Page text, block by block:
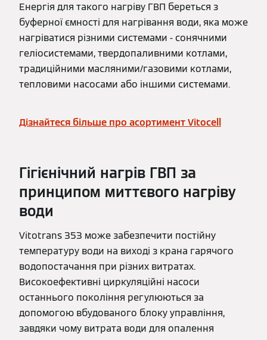
Енергія для такого нагріву ГВП береться з
буферної ємності для нагрівання води, яка може
нагріватися різними системами - сонячними
геліосистемами, твердопаливними котлами,
традиційними масляними/газовими котлами,
тепловими насосами або іншими системами.
Дізнайтеся більше про асортимент Vitocell
Гігієнічний нагрів ГВП за
принципом миттєвого нагріву
води
Vitotrans 353 може забезпечити постійну
температуру води на виході з крана гарячого
водопостачання при різних витратах.
Високоефективні циркуляційні насоси
останнього покоління регулюються за
допомогою вбудованого блоку управління,
завдяки чому витрата води для опалення